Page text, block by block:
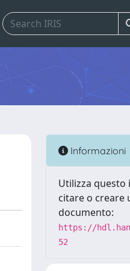
Informazioni
Utilizza
citare o creare
documento:
https://
52